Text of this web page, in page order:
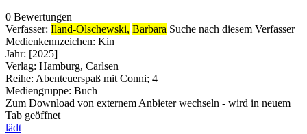
0 Bewertungen
Verfasser: Iland-Olschewski, Barbara Suche nach diesem Verfasser
Medienkennzeichen: Kin
Jahr: [2025]
Verlag: Hamburg, Carlsen
Reihe: Abenteuerspaß mit Conni; 4
Mediengruppe: Buch
Zum Download von externem Anbieter wechseln - wird in neuem
Tab geöffnet
lädt